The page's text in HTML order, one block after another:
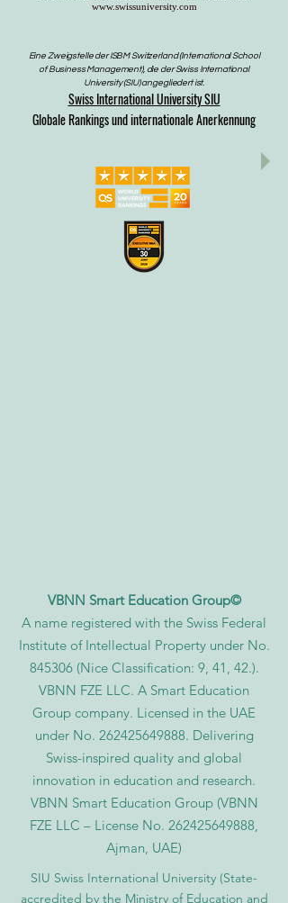
www.swissuniversity.com
Eine Zweigstelle der ISBM Switzerland (International School
of Business Management), die der Swiss International
University (SIU) angegliedert ist.
Swiss International University SIU
Globale Rankings und internationale Anerkennung
VBNN Smart Education Group©
A name registered with the Swiss Federal
Institute of Intellectual Property under No.
845306 (Nice Classification: 9, 41, 42.).
VBNN FZE LLC. A Smart Education
Group company. Licensed in the UAE
under No. 262425649888. Delivering
Swiss-inspired quality and global
innovation in education and research.
VBNN Smart Education Group (VBNN
FZE LLC – License No. 262425649888,
Ajman, UAE)
SIU Swiss International University (State-
accredited by the Ministry of Education and